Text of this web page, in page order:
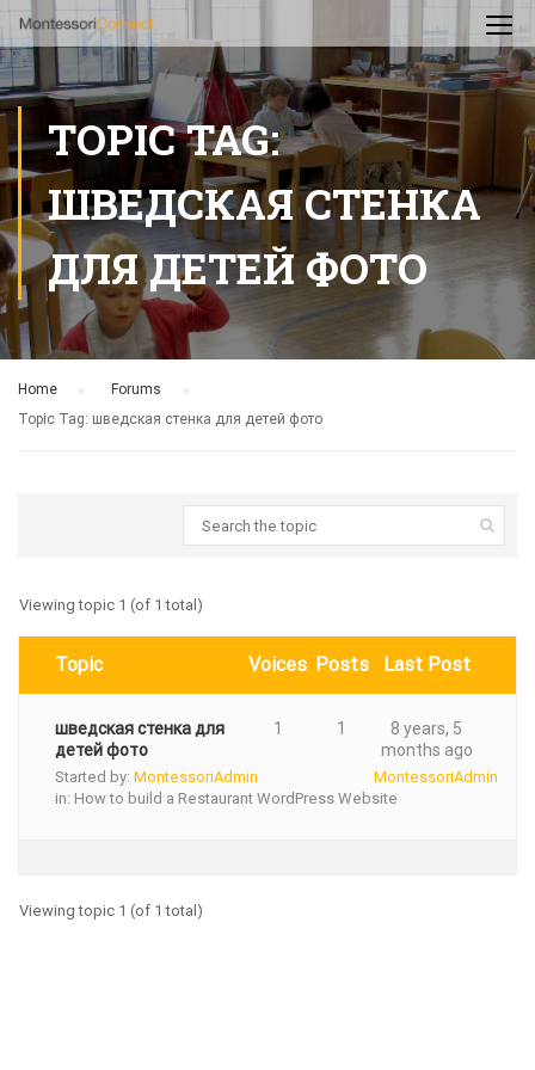
TOPIC TAG:
ШВЕДСКАЯ СТЕНКА
ДЛЯ ДЕТЕЙ ФОТО
Home Forums
Topic Tag: шведская стенка для детей фото
Viewing topic 1 (of 1 total)
Topic Voices Posts Last Post
шведская стенка для
детей фото
Started by: MontessoriAdmin
in: How to build a Restaurant WordPress Website
1 1
8 years, 5
months ago
MontessoriAdmin
Viewing topic 1 (of 1 total)